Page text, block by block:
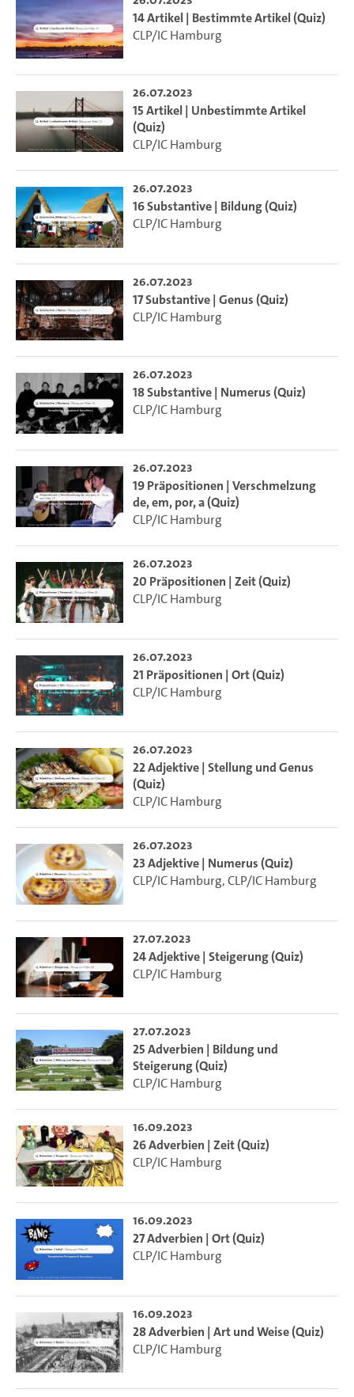
14 Artikel | Bestimmte Artikel (Quiz)
CLP/IC Hamburg
26.07.2023
15 Artikel | Unbestimmte Artikel
(Quiz)
CLP/IC Hamburg
26.07.2023
16 Substantive | Bildung (Quiz)
CLP/IC Hamburg
26.07.2023
17 Substantive | Genus (Quiz)
CLP/IC Hamburg
26.07.2023
18 Substantive | Numerus (Quiz)
CLP/IC Hamburg
26.07.2023
19 Präpositionen | Verschmelzung
de, em, por, a (Quiz)
CLP/IC Hamburg
26.07.2023
20 Präpositionen | Zeit (Quiz)
CLP/IC Hamburg
26.07.2023
21 Präpositionen | Ort (Quiz)
CLP/IC Hamburg
26.07.2023
22 Adjektive | Stellung und Genus
(Quiz)
CLP/IC Hamburg
26.07.2023
23 Adjektive | Numerus (Quiz)
CLP/IC Hamburg,CLP/IC Hamburg
27.07.2023
24 Adjektive | Steigerung (Quiz)
CLP/IC Hamburg
27.07.2023
25 Adverbien | Bildung und
Steigerung (Quiz)
CLP/IC Hamburg
16.09.2023
26 Adverbien | Zeit (Quiz)
CLP/IC Hamburg
16.09.2023
27 Adverbien | Ort (Quiz)
CLP/IC Hamburg
16.09.2023
28 Adverbien | Art und Weise (Quiz)
CLP/IC Hamburg